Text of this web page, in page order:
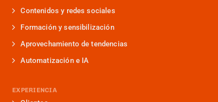
Contenidos y redes sociales
Formación y sensibilización
Aprovechamiento de tendencias
Automatización e IA
EXPERIENCIA